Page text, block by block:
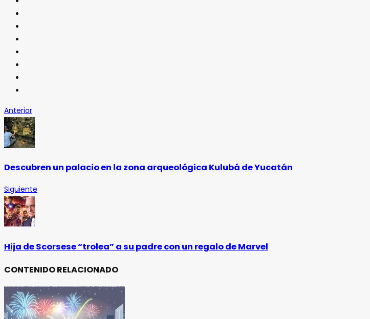
Anterior
Descubren un palacio en la zona arqueológica Kulubá de Yucatán
Siguiente
Hija de Scorsese “trolea” a su padre con un regalo de Marvel
CONTENIDO RELACIONADO